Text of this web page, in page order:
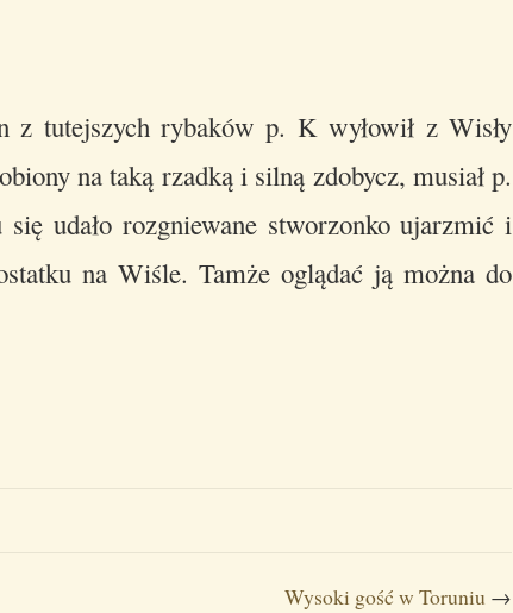
z tutejszych rybaków p. K wyłowił z Wisły
na taką rzadką i silną zdobycz, musiał p.
udało rozgniewane stworzonko ujarzmić i
na Wiśle. Tamże oglądać ją można do
Wysoki gość w Toruniu →